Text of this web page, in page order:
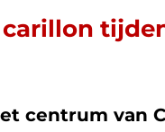
centrum van